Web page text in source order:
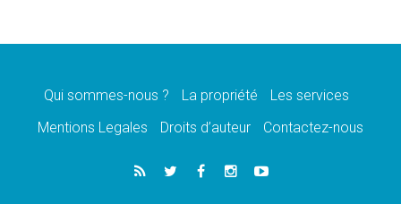
pour relever les «défis urgents»
À Sainte-Marie-Majeure, la grâce de Dieu
06.08.2026
Léon XIV aux jeunes d'Assise: «l'Europe et
Qui sommes-nous ? La propriété
Les services
Mentions Legales
Droits d’auteur Contactez-nous